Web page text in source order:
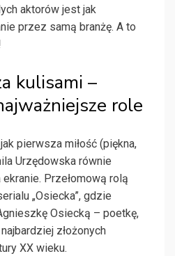
aktorów jest jak
przez samą branżę. A to
kulisami –
role
pierwsza miłość (piękna,
Urzędowska równie
Przełomową rolą
„Osiecka”, gdzie
Osiecką – poetkę,
złożonych
XX wieku.